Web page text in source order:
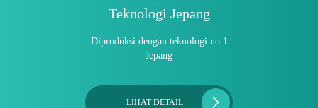
Teknologi Jepang
Diproduksi dengan teknologi no.1
Jepang
LIHAT DETAIL